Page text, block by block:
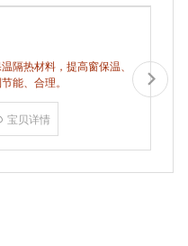
隔热材料，提高窗保温、
能、合理。
宝贝详情